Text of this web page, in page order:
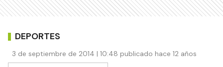
DEPORTES
3 de septiembre de 2014 | 10:48 publicado hace 12 años